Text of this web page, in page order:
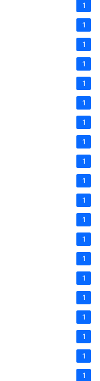
1
1
1
1
1
1
1
1
1
1
1
1
1
1
1
1
1
1
1
1